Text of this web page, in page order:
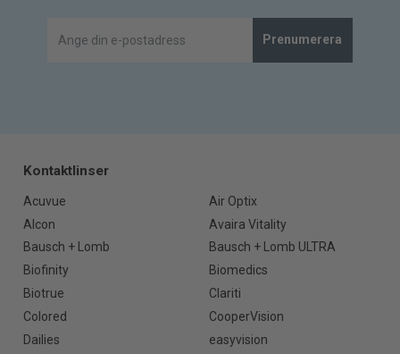
Prenumerera
Kontaktlinser
Acuvue
Air Optix
Alcon
Avaira Vitality
Bausch + Lomb
Bausch + Lomb ULTRA
Biofinity
Biomedics
Biotrue
Clariti
Colored
CooperVision
Dailies
easyvision